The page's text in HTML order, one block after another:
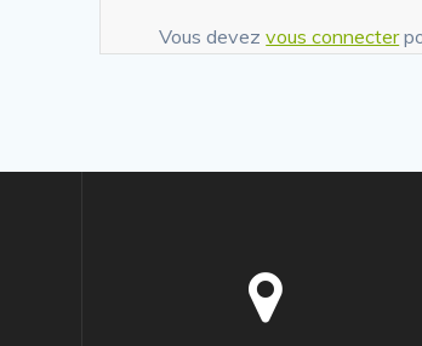
Vous devezvous connecter